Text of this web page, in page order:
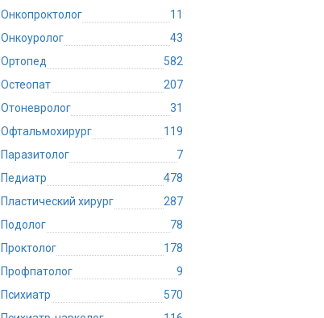
Онкопроктолог
11
Онкоуролог
43
Ортопед
582
Остеопат
207
Отоневролог
31
Офтальмохирург
119
Паразитолог
7
Педиатр
478
Пластический хирург
287
Подолог
78
Проктолог
178
Профпатолог
9
Психиатр
570